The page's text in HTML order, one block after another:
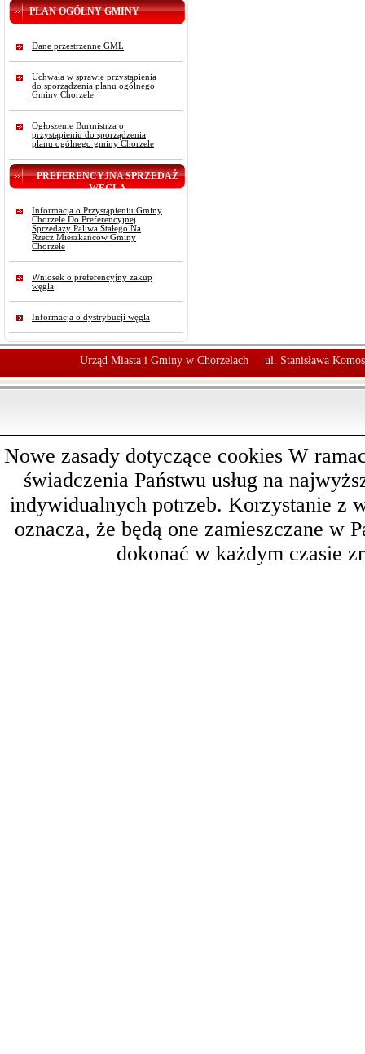
PLAN OGÓLNY GMINY
Dane przestrzenne GML
Uchwała w sprawie przystąpienia
do sporządzenia planu ogólnego
Gminy Chorzele
Ogłoszenie Burmistrza o
przystąpieniu do sporządzenia
planu ogólnego gminy Chorzele
PREFERENCYJNA SPRZEDAŻ
WĘGLA
Informacja o Przystąpieniu Gminy
Chorzele Do Preferencyjnej
Sprzedaży Paliwa Stałego Na
Rzecz Mieszkańców Gminy
Chorzele
Wniosek o preferencyjny zakup
węgla
Informacja o dystrybucji węgla
Urząd Miasta i Gminy w Chorzelach ul. Stanisława
Nowe zasady dotyczące cookies W
świadczenia Państwu usług na
indywidualnych potrzeb. Korzystanie z
oznacza, że będą one zamieszczane w
dokonać w każdym czasie